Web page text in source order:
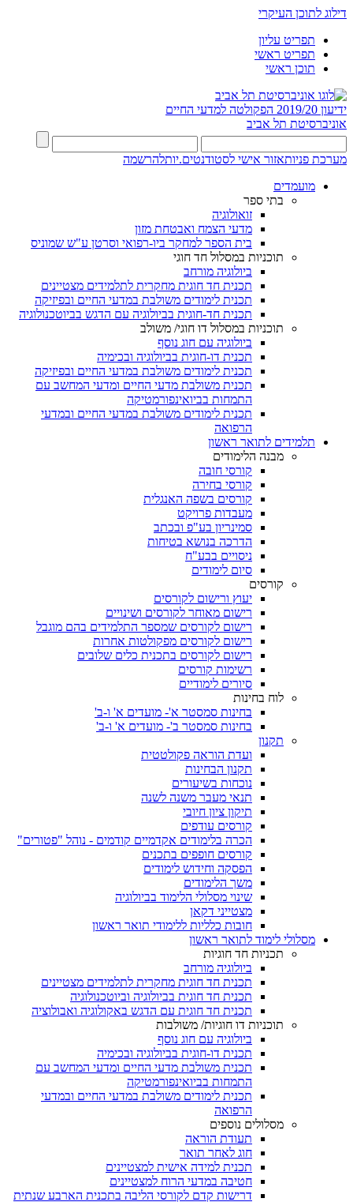
דילוג לתוכן העיקרי
תפריט עליון
תפריט ראשי
תוכן ראשי
ידיעון 2019/20
הפקולטה למדעי החיים
אוניברסיטת תל אביב
מערכת פניותאזור אישי לסטודנטים.יותלהרשמה
מועמדים
בתי ספר
זואולוגיה
מדעי הצמח ואבטחת מזון
בית הספר למחקר ביו-רפואי וסרטן ע"ש שמוניס
תוכניות במסלול חד חוגי
ביולוגיה מורחב
תכנית חד חוגית מחקרית לתלמידים מצטיינים
תכנית לימודים משולבת במדעי החיים ובפיזיקה
תכנית חד-חוגית בביולוגיה עם הדגש בביוטכנולוגיה
תוכניות במסלול דו חוגי/ משולב
ביולוגיה עם חוג נוסף
תכנית דו-חוגית בביולוגיה ובכימיה
תכנית לימודים משולבת במדעי החיים ובפיזיקה
תכנית משולבת מדעי החיים ומדעי המחשב עם
התמחות בביואינפורמטיקה
תכנית לימודים משולבת במדעי החיים ובמדעי
הרפואה
תלמידים לתואר ראשון
מבנה הלימודים
קורסי חובה
קורסי בחירה
קורסים בשפה האנגלית
מעבדות פרויקט
סמינריון בע"פ ובכתב
הדרכה בנושא בטיחות
ניסויים בבע"ח
סיום לימודים
קורסים
יעוץ ורישום לקורסים
רישום מאוחר לקורסים ושינויים
רישום לקורסים שמספר התלמידים בהם מוגבל
רישום לקורסים מפקולטות אחרות
רישום לקורסים בתכנית כלים שלובים
רשימות קורסים
סיורים לימודיים
לוח בחינות
בחינות סמסטר א'- מועדים א' ו-ב'
בחינות סמסטר ב'- מועדים א' ו-ב'
תקנון
ועדת הוראה פקולטטית
תקנון הבחינות
נוכחות בשיעורים
תנאי מעבר משנה לשנה
תיקון ציון חיובי
קורסים עודפים
הכרה בלימודים אקדמיים קודמים - נוהל "פטורים"
קורסים חופפים בתכנים
הפסקה וחידוש לימודים
משך הלימודים
שינוי מסלולי הלימוד בביולוגיה
מצטייני דקאן
חובות כלליות ללימודי תואר ראשון
מסלולי לימוד לתואר ראשון
תכניות חד חוגיות
ביולוגיה מורחב
תכנית חד חוגית מחקרית לתלמידים מצטיינים
תכנית חד חוגית בביולוגיה וביוטכנולוגיה
תכנית חד חוגית עם הדגש באקולוגיה ואבולוציה
תוכניות דו חוגיות/ משולבות
ביולוגיה עם חוג נוסף
תכנית דו-חוגית בביולוגיה ובכימיה
תכנית משולבת מדעי החיים ומדעי המחשב עם
התמחות בביואינפורמטיקה
תכנית לימודים משולבת במדעי החיים ובמדעי
הרפואה
מסלולים נוספים
תעודת הוראה
חוג לאחר תואר
תכנית למידה אישית למצטיינים
חטיבה במדעי הרוח למצטיינים
דרישות קדם לקורסי הליבה בתכנית הארבע שנתית